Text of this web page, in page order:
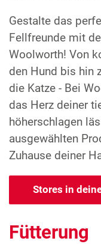
Gestalte das
Fellfreunde mit
Woolworth! Von
den Hund bis hin
die Katze - Bei
das Herz deiner
höherschlagen
ausgewählten
Zuhause deiner
Stores in
Fütterung